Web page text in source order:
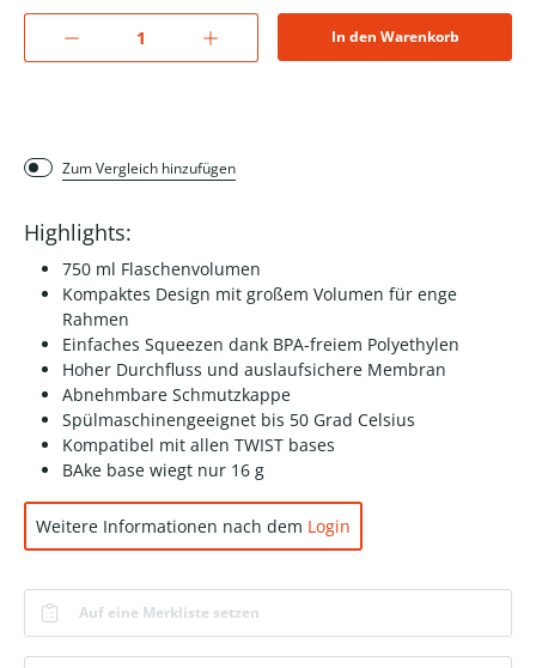
In den Warenkorb
Zum Vergleich hinzufügen
Highlights:
750 ml Flaschenvolumen
Kompaktes Design mit großem Volumen für enge
Rahmen
Einfaches Squeezen dank BPA-freiem Polyethylen
Hoher Durchfluss und auslaufsichere Membran
Abnehmbare Schmutzkappe
Spülmaschinengeeignet bis 50 Grad Celsius
Kompatibel mit allen TWIST bases
BAke base wiegt nur 16 g
Weitere Informationen nach dem Login
Auf eine Merkliste setzen